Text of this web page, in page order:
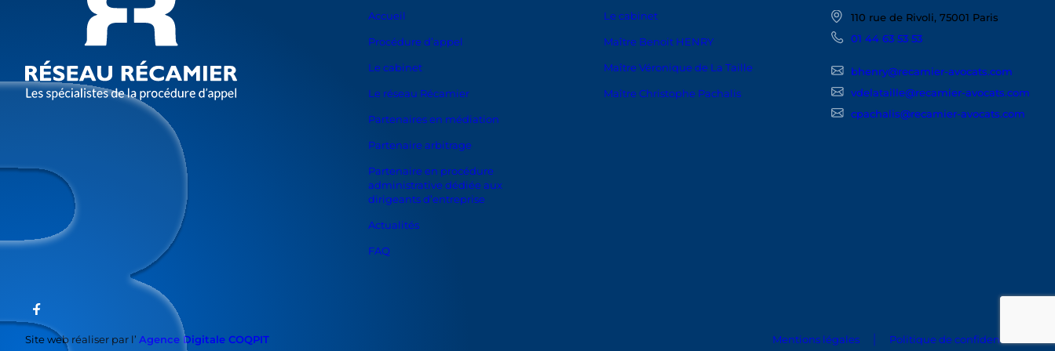
Accueil
Procédure d’appel
Le cabinet
Le réseau Récamier
Partenaires en médiation
Partenaire arbitrage
Partenaire en procédure
administrative dédiée aux
dirigeants d’entreprise
Actualités
FAQ
Le cabinet
Maître Benoit HENRY
Maître Véronique de La Taille
Maître Christophe Pachalis
110 rue de Rivoli, 75001 Paris
01 44 63 53 53
bhenry@recamier-avocats.com
vdelataille@recamier-avocats.com
cpachalis@recamier-avocats.com
Site web réaliser par l’ Agence Digitale COQPIT Mentions légales Politique de confidentialité